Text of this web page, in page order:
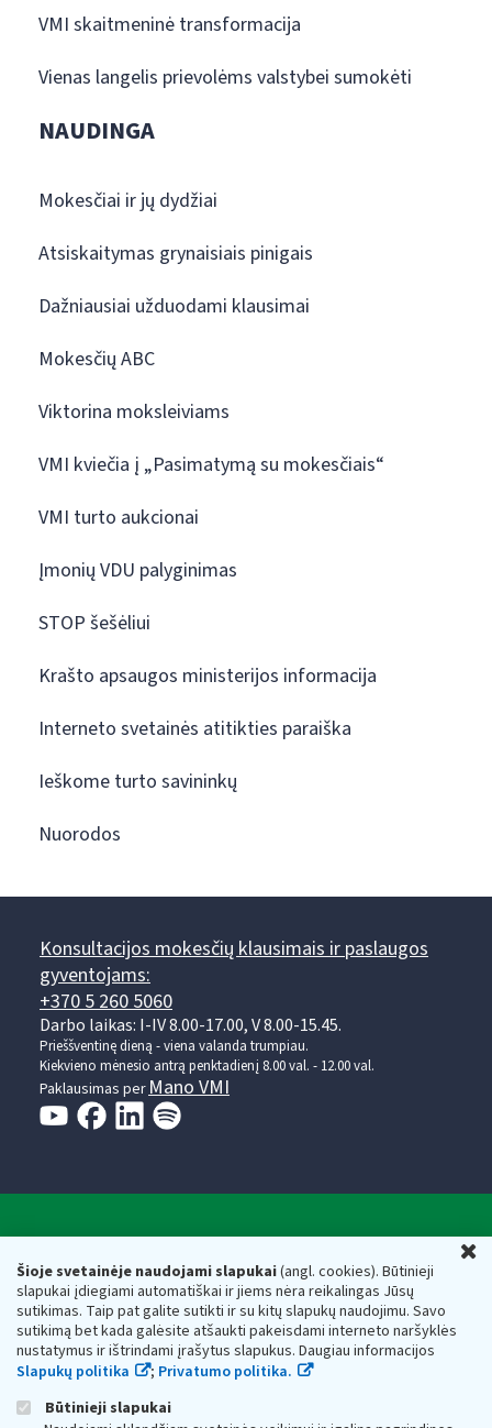
Šioje svetainėje naudojami slapukai(angl. cookies). Būtinieji
slapukai įdiegiami automatiškai ir jiems nėra reikalingas Jūsų
sutikimas. Taip pat galite sutikti ir su kitų slapukų naudojimu. Savo
sutikimą bet kada galėsite atšaukti pakeisdami interneto naršyklės
nustatymus ir ištrindami įrašytus slapukus. Daugiau informacijos
Slapukų politika
; Privatumo politika.
Būtinieji slapukai
VMI skaitmeninė transformacija
Vienas langelis prievolėms valstybei sumokėti
NAUDINGA
Mokesčiai ir jų dydžiai
Atsiskaitymas grynaisiais pinigais
Dažniausiai užduodami klausimai
Mokesčių ABC
Viktorina moksleiviams
VMI kviečia į „Pasimatymą su mokesčiais“
VMI turto aukcionai
Įmonių VDU palyginimas
STOP šešėliui
Krašto apsaugos ministerijos informacija
Interneto svetainės atitikties paraiška
Ieškome turto savininkų
Nuorodos
Konsultacijos mokesčių klausimais ir paslaugos
gyventojams:
+370 5 260 5060
Darbo laikas: I-IV 8.00-17.00, V 8.00-15.45.
Prieššventinę dieną - viena valanda trumpiau.
Kiekvieno mėnesio antrą penktadienį 8.00 val. - 12.00 val.
Paklausimas perMano VMI
Valstybinė mokesčių inspekcija prie Lietuvos
Respublikos finansų ministerijos
Biudžetinė įstaiga. Juridinio asmens kodas — 188659752,
adresas: Vasario 16-osios g. 14, 01107 Vilnius, Lietuva, el.paštas:
vmi@vmi.lt , E. pristatymo dėžutės adresas 188659752
Duomenys apie Valstybinę mokesčių inspekciją prie Lietuvos
Respublikos finansų ministerijos kaupiami ir saugomi Juridinių